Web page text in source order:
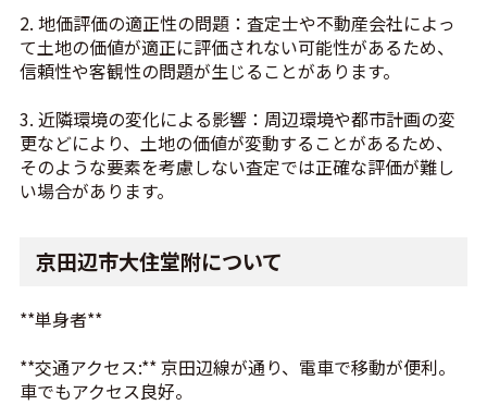
2. 地価評価の適正性の問題：査定士や不動産会社によっ
て土地の価値が適正に評価されない可能性があるため、
信頼性や客観性の問題が生じることがあります。
3. 近隣環境の変化による影響：周辺環境や都市計画の変
更などにより、土地の価値が変動することがあるため、
そのような要素を考慮しない査定では正確な評価が難し
い場合があります。
京田辺市大住堂附について
**単身者**
**交通アクセス:** 京田辺線が通り、電車で移動が便利。
車でもアクセス良好。